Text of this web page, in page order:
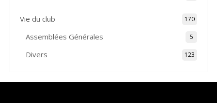
Vie du club 170
Assemblées Générales 5
Divers 123